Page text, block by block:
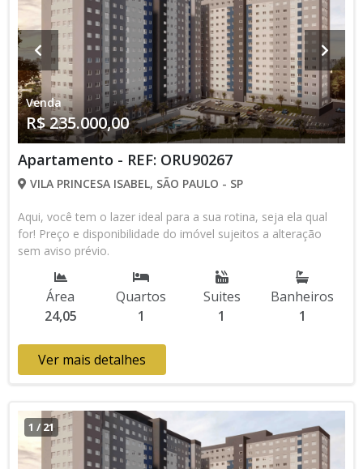
Venda
R$ 235.000,00
Apartamento - REF: ORU90267
VILA PRINCESA ISABEL, SÃO PAULO - SP
Aqui, você tem o lazer ideal para a sua rotina, seja ela qual
for! Preço e disponibilidade do imóvel sujeitos a alteração
sem aviso prévio.
Área
24,05
Quartos
1
Suites
1
Banheiros
1
Ver mais detalhes
1 / 21